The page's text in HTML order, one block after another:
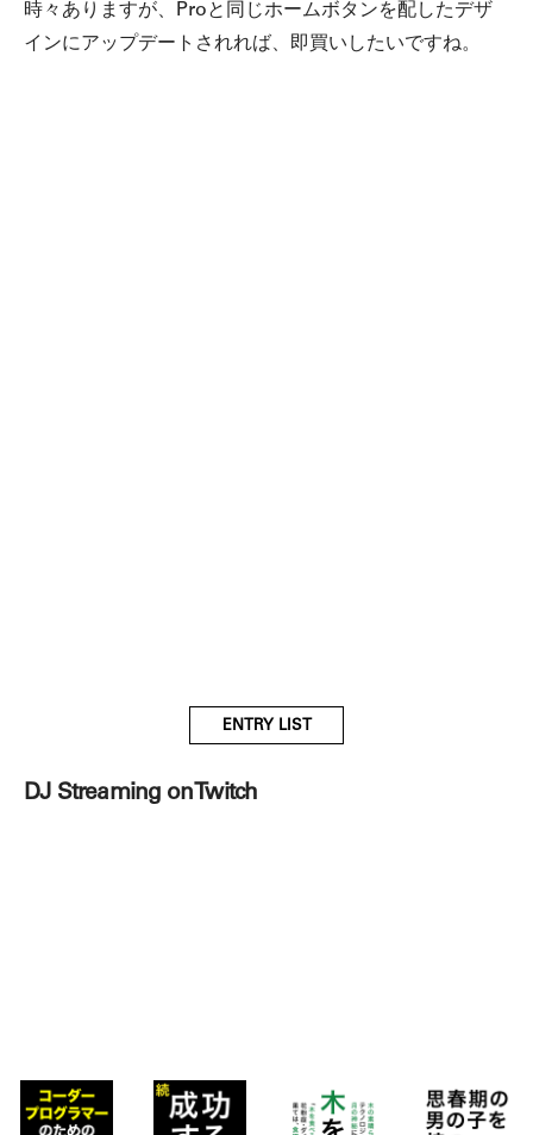
時々ありますが、Proと同じホームボタンを配したデザ
インにアップデートされれば、即買いしたいですね。
ENTRY LIST
DJ Streaming on Twitch